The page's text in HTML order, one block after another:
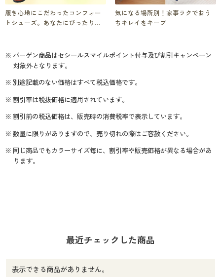
履き心地にこだわったコンフォー
トシューズ。あなたにぴったりの1
気になる場所別！家事ラクでおう
ちキレイをキープ
※ バーゲン商品はセシールスマイルポイント付与及び割引キャンペーン
対象外となります。
※ 別途記載のない価格はすべて税込価格です。
※ 割引率は税抜価格に適用されています。
※ 割引前の税込価格は、販売時の消費税率で表示しています。
※ 数量に限りがありますので、売り切れの際はご容赦ください。
※ 同じ商品でもカラーサイズ毎に、割引率や販売価格が異なる場合があ
ります。
最近チェックした商品
表示できる商品がありません。